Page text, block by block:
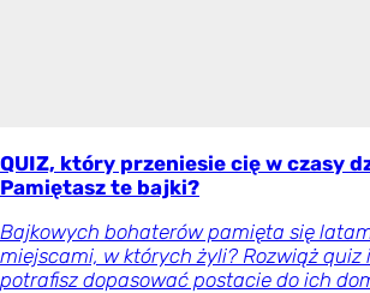
QUIZ, który przeniesie cię w czasy
Pamiętasz te bajki?
Bajkowych bohaterów pamięta się
miejscami, w których żyli? Rozwiąż quiz
potrafisz dopasować postacie do ich